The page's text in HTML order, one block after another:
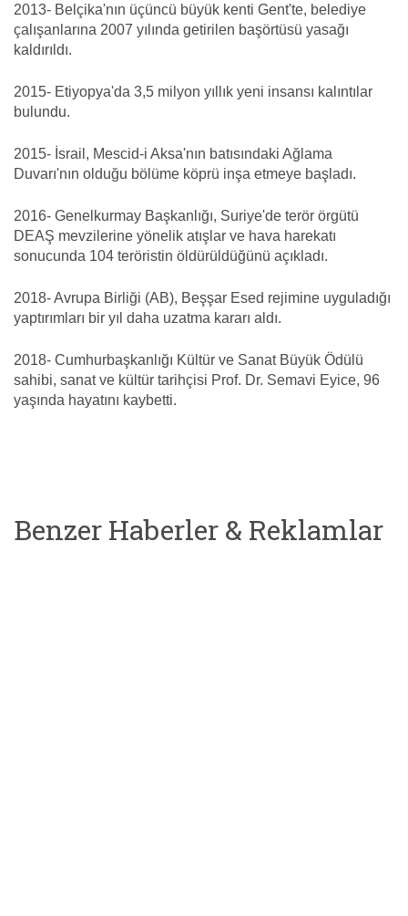
2013- Belçika'nın üçüncü büyük kenti Gent'te, belediye
çalışanlarına 2007 yılında getirilen başörtüsü yasağı
kaldırıldı.
2015- Etiyopya'da 3,5 milyon yıllık yeni insansı kalıntılar
bulundu.
2015- İsrail, Mescid-i Aksa'nın batısındaki Ağlama
Duvarı'nın olduğu bölüme köprü inşa etmeye başladı.
2016- Genelkurmay Başkanlığı, Suriye'de terör örgütü
DEAŞ mevzilerine yönelik atışlar ve hava harekatı
sonucunda 104 teröristin öldürüldüğünü açıkladı.
2018- Avrupa Birliği (AB), Beşşar Esed rejimine uyguladığı
yaptırımları bir yıl daha uzatma kararı aldı.
2018- Cumhurbaşkanlığı Kültür ve Sanat Büyük Ödülü
sahibi, sanat ve kültür tarihçisi Prof. Dr. Semavi Eyice, 96
yaşında hayatını kaybetti.
Benzer Haberler & Reklamlar